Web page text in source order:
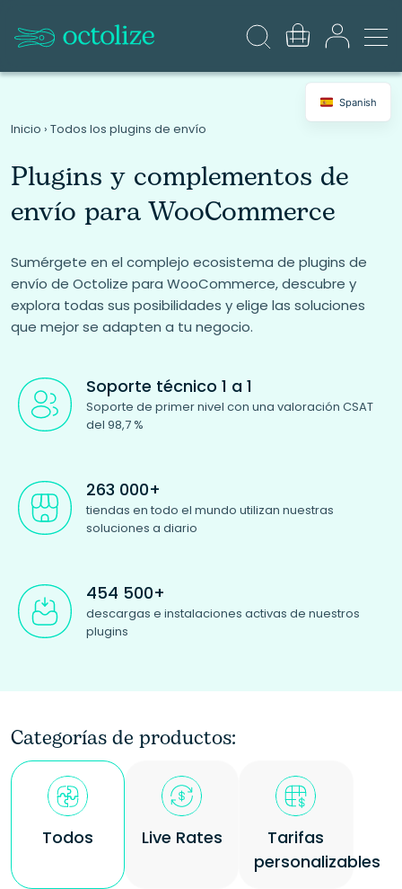
Inicio › Todos los plugins de envío
Plugins y complementos de
envío para WooCommerce
Sumérgete en el complejo ecosistema de plugins de
envío de Octolize para WooCommerce, descubre y
explora todas sus posibilidades y elige las soluciones
que mejor se adapten a tu negocio.
Soporte técnico 1 a 1
Soporte de primer nivel con una valoración CSAT
del 98,7 %
263 000+
tiendas en todo el mundo utilizan nuestras
soluciones a diario
454 500+
descargas e instalaciones activas de nuestros
plugins
Categorías de productos:
Todos Live Rates
Tarifas
personalizables
Spanish